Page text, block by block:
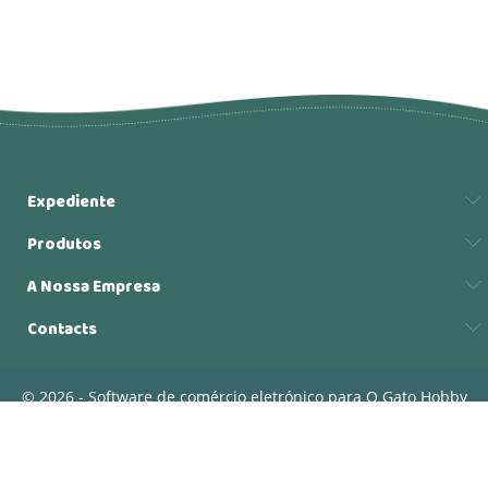
Expediente
Produtos
A Nossa Empresa
Contacts
© 2026 - Software de comércio eletrónico para O Gato Hobby